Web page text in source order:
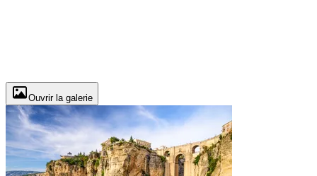
Ouvrir la galerie